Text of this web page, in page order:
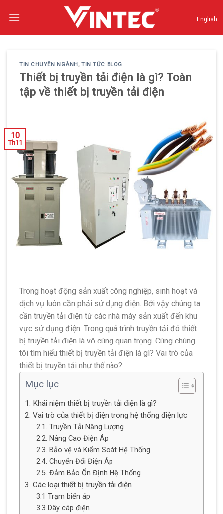
English
TIN CHUYÊN NGÀNH,TIN TỨC BLOG
Thiết bị truyền tải điện là gì? Toàn
tập về thiết bị truyền tải điện
10
Th11
Trong hoạt động sản xuất công nghiệp, sinh hoạt và
dịch vụ luôn cần phải sử dụng điện. Bởi vậy chúng ta
cần truyền tải điện từ các nhà máy sản xuất đến khu
vực sử dụng điện. Trong quá trình truyền tải đó thiết
bị truyền tải điện là vô cùng quan trọng. Cùng chúng
tôi tìm hiểu thiết bị truyền tải điện là gì? Vai trò của
thiết bị truyền tải như thế nào?
Mục lục
1. Khái niệm thiết bị truyền tải điện là gì?
2. Vai trò của thiết bị điện trong hệ thống điện lực
2.1. Truyền Tải Năng Lượng
2.2. Nâng Cao Điện Áp
2.3. Bảo vệ và Kiểm Soát Hệ Thống
2.4. Chuyển Đổi Điện Áp
2.5. Đảm Bảo Ổn Định Hệ Thống
3. Các loại thiết bị truyền tải điện
3.1 Trạm biến áp
3.3 Dây cáp điện